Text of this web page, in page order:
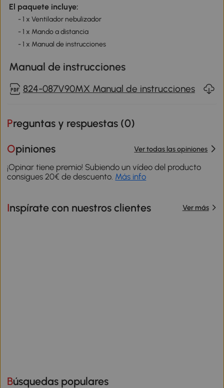
El paquete incluye:
- 1 x Ventilador nebulizador
- 1 x Mando a distancia
- 1 x Manual de instrucciones
Manual de instrucciones
824-087V90MX Manual de instrucciones
Preguntas y respuestas (0)
Opiniones Ver todas las opiniones
¡Opinar tiene premio! Subiendo un vídeo del producto
consigues 20€ de descuento. Más info
Inspírate con nuestros clientes Ver más
Búsquedas populares